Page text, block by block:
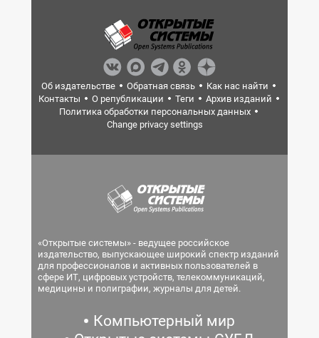
Об издательстве Обратная связь
Как нас найти
Контакты
О републикации Теги
Архив изданий
Политика обработки персональных данных
Change privacy settings
«Открытые системы» - ведущее российское
издательство, выпускающее широкий спектр изданий
для профессионалов и активных пользователей в
сфере ИТ, цифровых устройств, телекоммуникаций,
медицины и полиграфии, журналы для детей.
Компьютерный мир